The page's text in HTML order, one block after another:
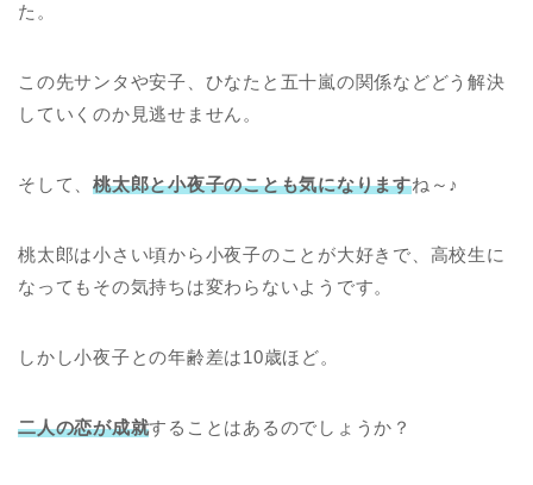
た。
この先サンタや安子、ひなたと五十嵐の関係などどう解決
していくのか見逃せません。
そして、桃太郎と小夜子のことも気になりますね～♪
桃太郎は小さい頃から小夜子のことが大好きで、高校生に
なってもその気持ちは変わらないようです。
しかし小夜子との年齢差は10歳ほど。
二人の恋が成就することはあるのでしょうか？